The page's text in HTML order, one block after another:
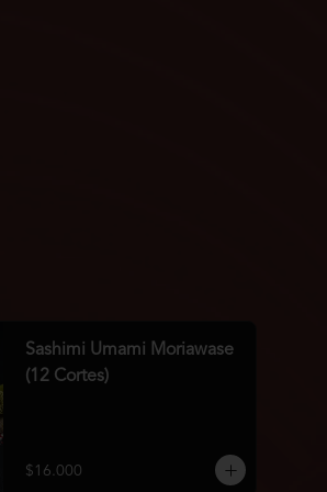
Sashimi Umami Moriawase
(12 Cortes)
$16.000